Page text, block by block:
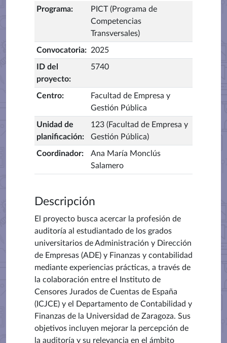
Programa:
PICT (Programa de
Competencias
Transversales)
Convocatoria: 2025
ID del
proyecto:
5740
Centro:
Facultad de Empresa y
Gestión Pública
Unidad de
planificación:
123 (Facultad de Empresa y
Gestión Pública)
Coordinador:
Ana María Monclús
Salamero
Descripción
El proyecto busca acercar la profesión de
auditoría al estudiantado de los grados
universitarios de Administración y Dirección
de Empresas (ADE) y Finanzas y contabilidad
mediante experiencias prácticas, a través de
la colaboración entre el Instituto de
Censores Jurados de Cuentas de España
(ICJCE) y el Departamento de Contabilidad y
Finanzas de la Universidad de Zaragoza. Sus
objetivos incluyen mejorar la percepción de
la auditoría y su relevancia en el ámbito